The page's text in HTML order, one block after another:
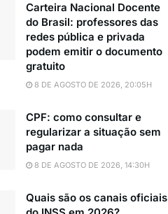
Carteira Nacional Docente
do Brasil: professores das
redes pública e privada
podem emitir o documento
gratuito
8 DE AGOSTO DE 2026, 20:05H
CPF: como consultar e
regularizar a situação sem
pagar nada
8 DE AGOSTO DE 2026, 14:30H
Quais são os canais oficiais